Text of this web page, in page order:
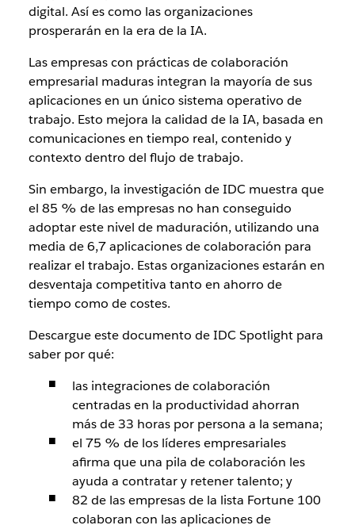
digital. Así es como las organizaciones
prosperarán en la era de la IA.
Las empresas con prácticas de colaboración
empresarial maduras integran la mayoría de sus
aplicaciones en un único sistema operativo de
trabajo. Esto mejora la calidad de la IA, basada en
comunicaciones en tiempo real, contenido y
contexto dentro del flujo de trabajo.
Sin embargo, la investigación de IDC muestra que
el 85 % de las empresas no han conseguido
adoptar este nivel de maduración, utilizando una
media de 6,7 aplicaciones de colaboración para
realizar el trabajo. Estas organizaciones estarán en
desventaja competitiva tanto en ahorro de
tiempo como de costes.
Descargue este documento de IDC Spotlight para
saber por qué:
las integraciones de colaboración
centradas en la productividad ahorran
más de 33 horas por persona a la semana;
el 75 % de los líderes empresariales
afirma que una pila de colaboración les
ayuda a contratar y retener talento; y
82 de las empresas de la lista Fortune 100
colaboran con las aplicaciones de